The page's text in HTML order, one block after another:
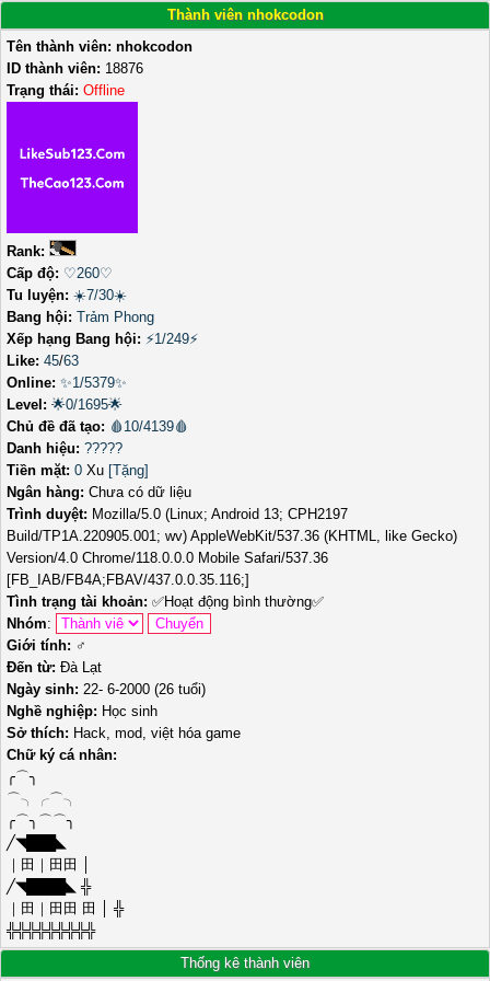
Thành viên nhokcodon
Tên thành viên: nhokcodon
ID thành viên: 18876
Trạng thái: Offline
Rank:
Cấp độ: ♡260♡
Tu luyện: ☀️7/30☀️
Bang hội: Trảm Phong
Xếp hạng Bang hội: ⚡1/249⚡
Like: 45/63
Online: ✨1/5379✨
Level: 🌟0/1695🌟
Chủ đề đã tạo: 🩸10/4139🩸
Danh hiệu: ?????
Tiền mặt: 0 Xu [Tặng]
Ngân hàng: Chưa có dữ liệu
Trình duyệt: Mozilla/5.0 (Linux; Android 13; CPH2197
Build/TP1A.220905.001; wv) AppleWebKit/537.36 (KHTML, like Gecko)
Version/4.0 Chrome/118.0.0.0 Mobile Safari/537.36
[FB_IAB/FB4A;FBAV/437.0.0.35.116;]
Tình trạng tài khoản: ✅Hoạt động bình thường✅
Nhóm:
Giới tính: ♂️
Đến từ: Đà Lạt
Ngày sinh: 22- 6-2000 (26 tuổi)
Nghề nghiệp: Học sinh
Sở thích: Hack, mod, việt hóa game
Chữ ký cá nhân:
╭⌒╮
⌒╮╭⌒╮
╭⌒╮⌒⌒╮
╱◥███◣
｜田｜田田 │
╱◥████◣ ╬
｜田｜田田 田 │ ╬
╬╬╬╬╬╬╬╬╬
Thống kê thành viên